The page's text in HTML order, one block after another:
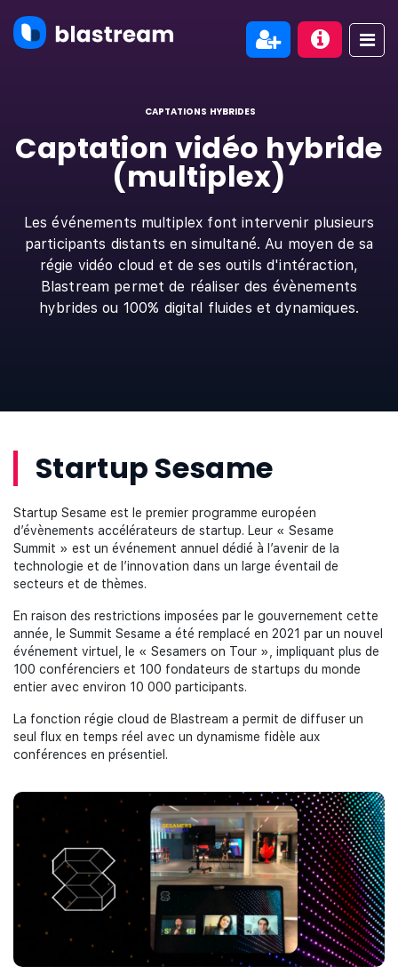
CAPTATIONS HYBRIDES
Captation vidéo hybride
(multiplex)
Les événements multiplex font intervenir plusieurs
participants distants en simultané. Au moyen de sa
régie vidéo cloud et de ses outils d'intéraction,
Blastream permet de réaliser des évènements
hybrides ou 100% digital fluides et dynamiques.
Startup Sesame
Startup Sesame est le premier programme européen
d’évènements accélérateurs de startup. Leur « Sesame
Summit » est un événement annuel dédié à l’avenir de la
technologie et de l’innovation dans un large éventail de
secteurs et de thèmes.
En raison des restrictions imposées par le gouvernement cette
année, le Summit Sesame a été remplacé en 2021 par un nouvel
événement virtuel, le « Sesamers on Tour », impliquant plus de
100 conférenciers et 100 fondateurs de startups du monde
entier avec environ 10 000 participants.
La fonction régie cloud de Blastream a permit de diffuser un
seul flux en temps réel avec un dynamisme fidèle aux
conférences en présentiel.